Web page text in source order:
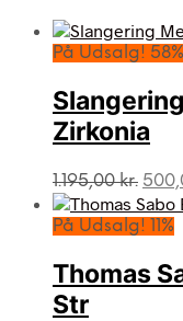
På Udsalg! 58%
Zirkonia
1.195,00kr. Den
pris
På Udsalg! 11%
Thomas
Str